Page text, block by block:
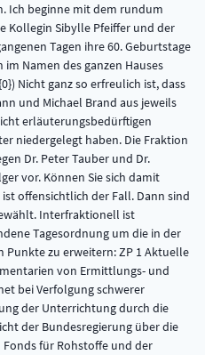
Ich beginne mit dem rundum
Kollegin Sibylle Pfeiffer und der
Tagen ihre 60. Geburtstage
Namen des ganzen Hauses
Nicht ganz so erfreulich ist, dass
und Michael Brand aus jeweils
erläuterungsbedürftigen
niedergelegt haben. Die Fraktion
Dr. Peter Tauber und Dr.
vor. Können Sie sich damit
offensichtlich der Fall. Dann sind
Interfraktionell ist
Tagesordnung um die in der
zu erweitern: ZP 1 Aktuelle
von Ermittlungs- und
bei Verfolgung schwerer
der Unterrichtung durch die
der Bundesregierung über die
für Rohstoffe und der